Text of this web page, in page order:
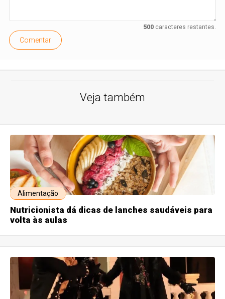
500caracteres restantes.
Comentar
Veja também
Alimentação
Nutricionista dá dicas de lanches saudáveis para
volta às aulas